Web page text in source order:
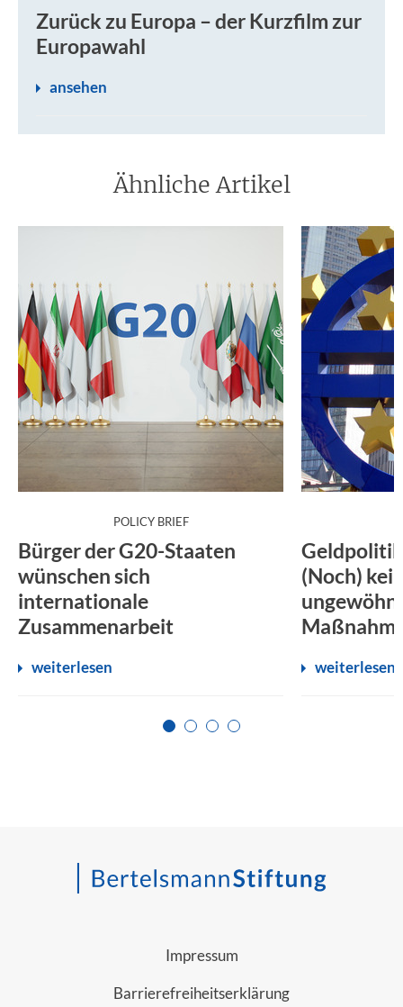
Zurück zu Europa – der Kurzfilm zur
Europawahl
ansehen
Ähnliche Artikel
POLICY BRIEF:
Bürger der G20-Staaten
wünschen sich
internationale
Zusammenarbeit
weiterlesen
(Noch)
weiterlesen
Zur Seite 1
Zur Seite 2
Zur Seite 3
Zur Seite 4
Impressum
Barrierefreiheitserklärung